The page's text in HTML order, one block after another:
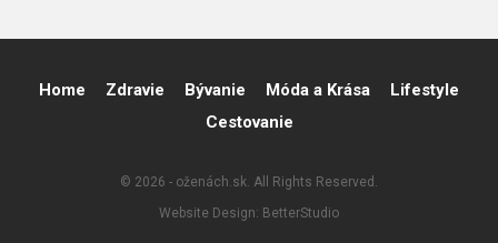
Home Zdravie Bývanie Móda a Krása
Lifestyle
Cestovanie
© 2026 - oženách.sk. All Rights Reserved.
Website Design: BetterStudio